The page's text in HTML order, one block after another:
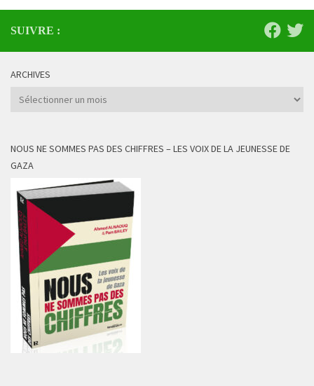
SUIVRE :
ARCHIVES
Archives
NOUS NE SOMMES PAS DES CHIFFRES – LES VOIX DE LA JEUNESSE DE
GAZA